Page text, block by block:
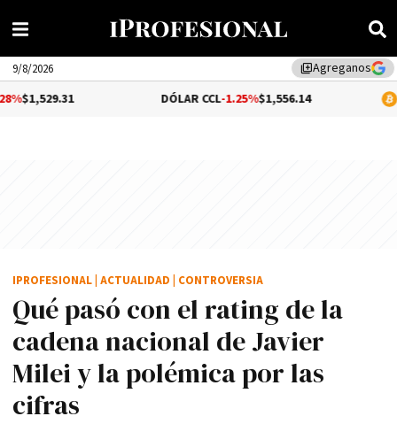
library_addAgreganos
9/8/2026
-1.25%$1,556.14
Qué pasó con el rating de la
cadena nacional de Javier
Milei y la polémica por las
cifras
IPROFESIONAL ACTUALIDAD CONTROVERSIA